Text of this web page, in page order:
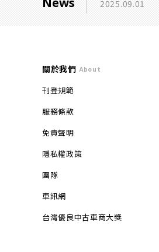
2025.09.01
關於我們 About
刊登規範
服務條款
免責聲明
隱私權政策
團隊
車訊網
台灣優良中古車商大獎